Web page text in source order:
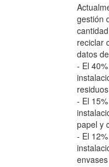
gestión
reciclar
datos
- El
- El
papel y
- El